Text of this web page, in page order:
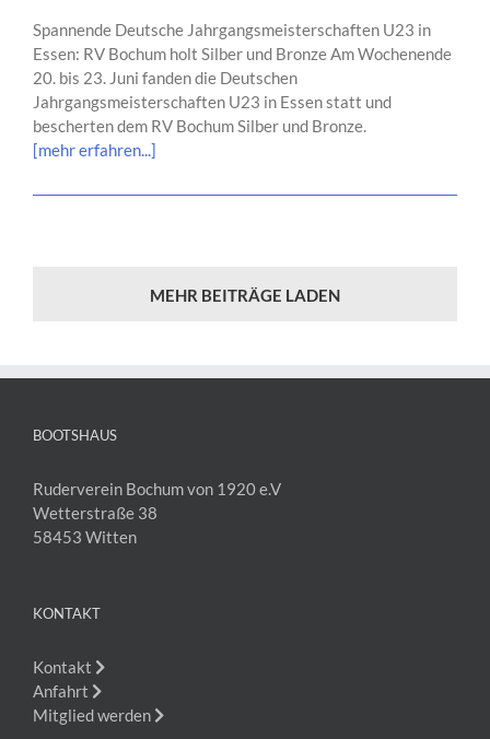
Spannende Deutsche Jahrgangsmeisterschaften U23 in
Essen: RV Bochum holt Silber und Bronze Am Wochenende
20. bis 23. Juni fanden die Deutschen
Jahrgangsmeisterschaften U23 in Essen statt und
bescherten dem RV Bochum Silber und Bronze.
[mehr erfahren...]
MEHR BEITRÄGE LADEN
BOOTSHAUS
Ruderverein Bochum von 1920 e.V
Wetterstraße 38
58453 Witten
KONTAKT
Kontakt
Anfahrt
Mitglied werden